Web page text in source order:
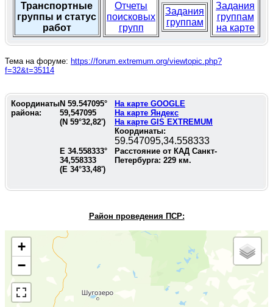
Транспортные
группы и статус
работ
Отчеты
поисковых
групп
Задания
группам
Задания
группам
на карте
Тема на форуме: https://forum.extremum.org/viewtopic.php?
f=32&t=35114
Координаты
района:
N 59.547095°
59,547095
(N 59°32,82')
На карте GOOGLE
На карте Яндекс
На карте GIS EXTREMUM
Координаты:
59.547095,34.558333
E 34.558333°
34,558333
(E 34°33,48')
Расстояние от КАД Санкт-
Петербурга: 229 км.
Район проведения ПСР:
+
−